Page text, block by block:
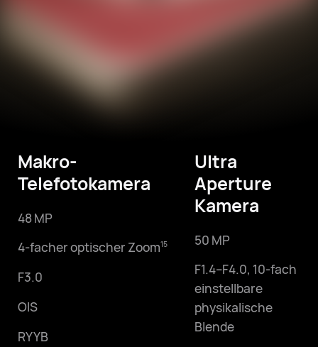
Makro-
Telefotokamera
48 MP
4-facher optischer Zoom15
F3.0
OIS
RYYB
Ultra
Aperture
Kamera
50 MP
F1.4–F4.0, 10-fach
einstellbare
physikalische
Blende